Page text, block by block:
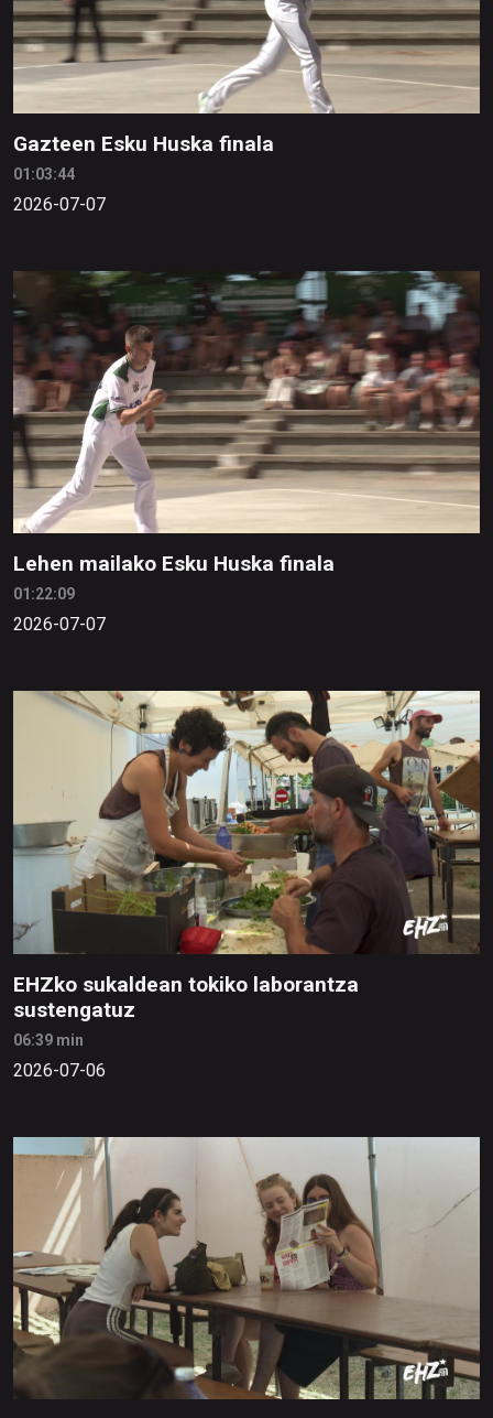
Gazteen Esku Huska finala
01:03:44
2026-07-07
Lehen mailako Esku Huska finala
01:22:09
2026-07-07
EHZko sukaldean tokiko laborantza
sustengatuz
06:39 min
2026-07-06